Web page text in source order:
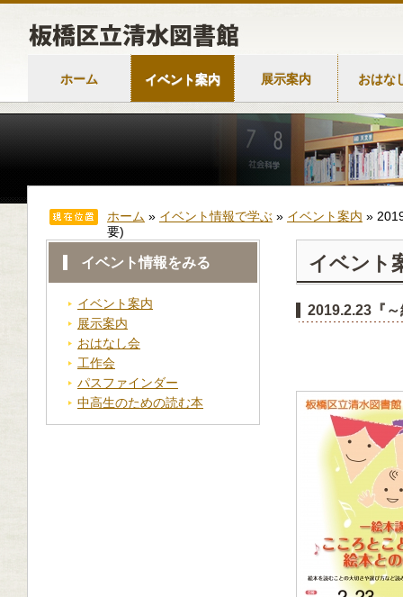
ホーム イベント案内 展示案内 おはな
ホーム » イベント情報で学ぶ » イベント案内 »
要)
イベント情報をみる
イベント案内
展示案内
おはなし会
工作会
パスファインダー
中高生のための読む本
イベント
2019.2.23『